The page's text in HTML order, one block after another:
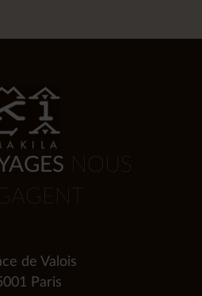
NOUS
de Valois
Paris